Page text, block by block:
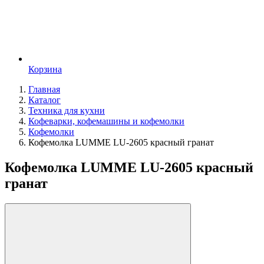
Корзина
Главная
Каталог
Техника для кухни
Кофеварки, кофемашины и кофемолки
Кофемолки
Кофемолка LUMME LU-2605 красный гранат
Кофемолка LUMME LU-2605 красный
гранат